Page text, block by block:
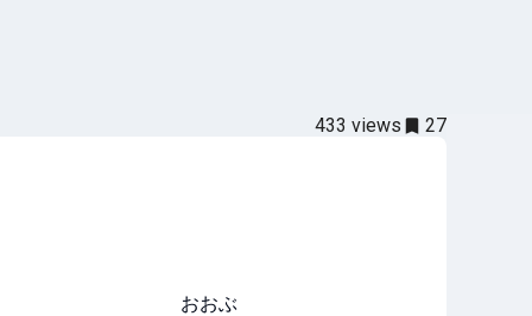
433 views 27
おおぶ